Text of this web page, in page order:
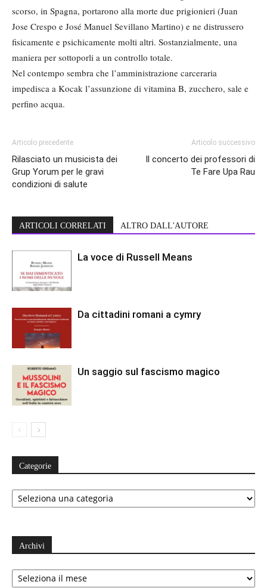
scorso, in Spagna, portarono alla morte due prigionieri (Juan
Jose Crespo e José Manuel Sevillano Martino) e ne distrussero
fisicamente e psichicamente molti altri. Sostanzialmente, una
maniera per sottoporli a un controllo totale.
Nel contempo sembra che l’amministrazione carceraria
impedisca a Kocak l’assunzione di vitamina B, zucchero, sale e
perfino acqua.
Articolo precedente
Rilasciato un musicista dei
Grup Yorum per le gravi
condizioni di salute
Articolo successivo
Il concerto dei professori di
Te Fare Upa Rau
ARTICOLI CORRELATI ALTRO DALL'AUTORE
La voce di Russell Means
Da cittadini romani a cymry
Un saggio sul fascismo magico
Categorie
Categorie
Archivi
Archivi